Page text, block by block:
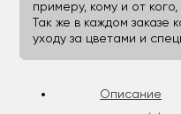
примеру, кому и от
Так же в каждом заказе
уходу за цветами и
Описание